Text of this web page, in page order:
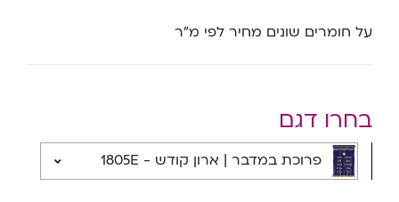
על חומרים שונים מחיר לפי מ”ר
בחרו דגם